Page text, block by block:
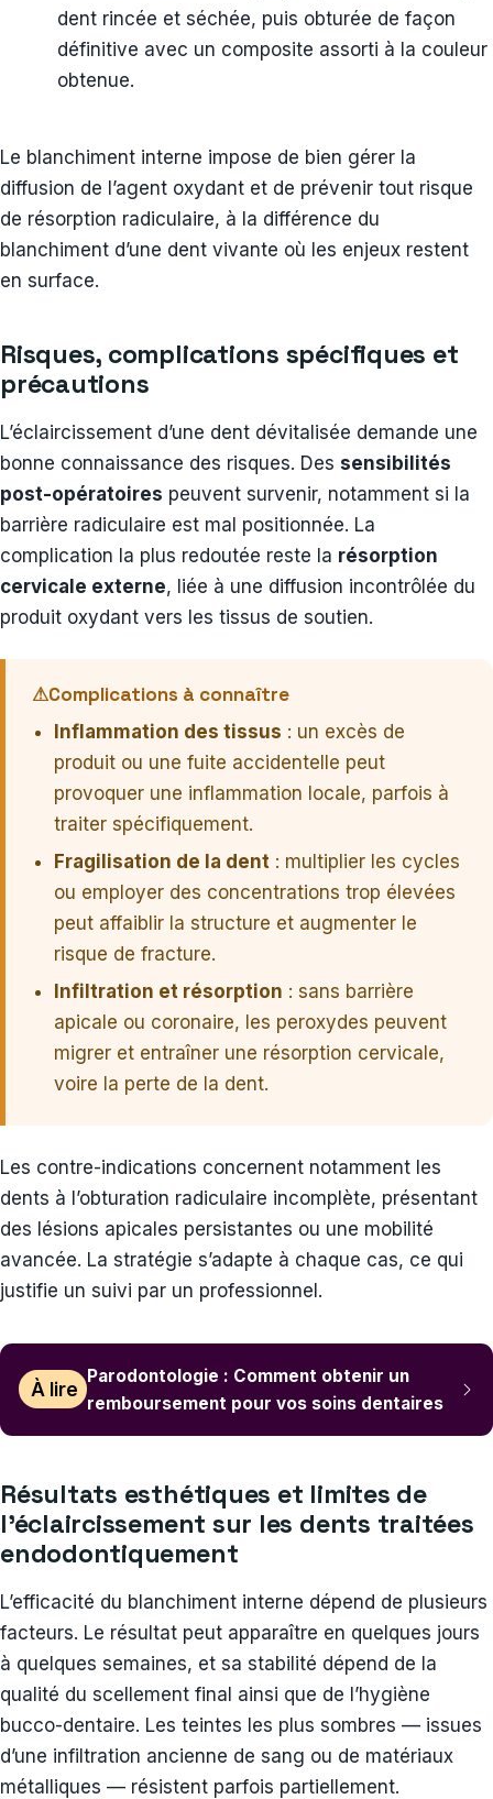
dent rincée et séchée, puis obturée de façon
définitive avec un composite assorti à la couleur
obtenue.
Le blanchiment interne impose de bien gérer la
diffusion de l’agent oxydant et de prévenir tout risque
de résorption radiculaire, à la différence du
blanchiment d’une dent vivante où les enjeux restent
en surface.
Risques, complications spécifiques et
précautions
L’éclaircissement d’une dent dévitalisée demande une
bonne connaissance des risques. Des sensibilités
post-opératoires peuvent survenir, notamment si la
barrière radiculaire est mal positionnée. La
complication la plus redoutée reste la résorption
cervicale externe, liée à une diffusion incontrôlée du
produit oxydant vers les tissus de soutien.
⚠Complications à connaître
Inflammation des tissus : un excès de
produit ou une fuite accidentelle peut
provoquer une inflammation locale, parfois à
traiter spécifiquement.
Fragilisation de la dent : multiplier les cycles
ou employer des concentrations trop élevées
peut affaiblir la structure et augmenter le
risque de fracture.
Infiltration et résorption : sans barrière
apicale ou coronaire, les peroxydes peuvent
migrer et entraîner une résorption cervicale,
voire la perte de la dent.
Les contre-indications concernent notamment les
dents à l’obturation radiculaire incomplète, présentant
des lésions apicales persistantes ou une mobilité
avancée. La stratégie s’adapte à chaque cas, ce qui
justifie un suivi par un professionnel.
À lire
Parodontologie : Comment obtenir un
remboursement pour vos soins dentaires
Résultats esthétiques et limites de
l’éclaircissement sur les dents traitées
endodontiquement
L’efficacité du blanchiment interne dépend de plusieurs
facteurs. Le résultat peut apparaître en quelques jours
à quelques semaines, et sa stabilité dépend de la
qualité du scellement final ainsi que de l’hygiène
bucco-dentaire. Les teintes les plus sombres — issues
d’une infiltration ancienne de sang ou de matériaux
métalliques — résistent parfois partiellement.